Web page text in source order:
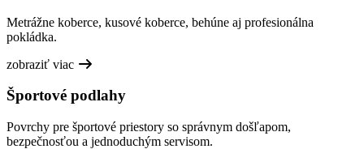
Metrážne koberce, kusové koberce, behúne aj profesionálna
pokládka.
zobraziť viac
Športové podlahy
Povrchy pre športové priestory so správnym došľapom,
bezpečnosťou a jednoduchým servisom.